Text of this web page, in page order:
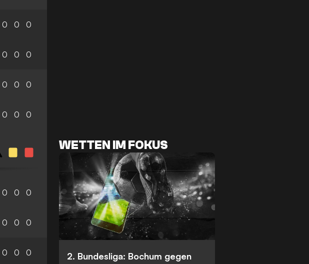
0 0 0
0 0 0
0 0 0
0 0 0
0 0 0
0 0 0
0 0 0
WETTEN IM FOKUS
2. Bundesliga: Bochum gegen